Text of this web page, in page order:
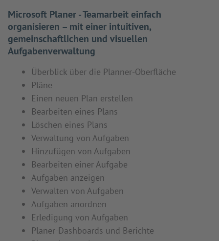
Microsoft Planer - Teamarbeit einfach
organisieren – mit einer intuitiven,
gemeinschaftlichen und visuellen
Aufgabenverwaltung
Überblick über die Planner-Oberfläche
Pläne
Einen neuen Plan erstellen
Bearbeiten eines Plans
Löschen eines Plans
Verwaltung von Aufgaben
Hinzufügen von Aufgaben
Bearbeiten einer Aufgabe
Aufgaben anzeigen
Verwalten von Aufgaben
Aufgaben anordnen
Erledigung von Aufgaben
Planer-Dashboards und Berichte